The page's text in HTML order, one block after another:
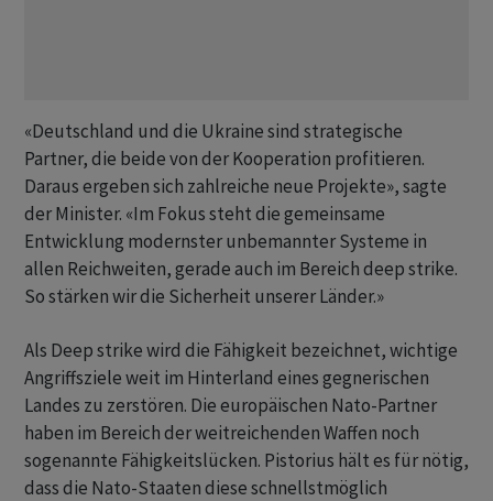
«Deutschland und die Ukraine sind strategische
Partner, die beide von der Kooperation profitieren.
Daraus ergeben sich zahlreiche neue Projekte», sagte
der Minister. «Im Fokus steht die gemeinsame
Entwicklung modernster unbemannter Systeme in
allen Reichweiten, gerade auch im Bereich deep strike.
So stärken wir die Sicherheit unserer Länder.»
Als Deep strike wird die Fähigkeit bezeichnet, wichtige
Angriffsziele weit im Hinterland eines gegnerischen
Landes zu zerstören. Die europäischen Nato-Partner
haben im Bereich der weitreichenden Waffen noch
sogenannte Fähigkeitslücken. Pistorius hält es für nötig,
dass die Nato-Staaten diese schnellstmöglich